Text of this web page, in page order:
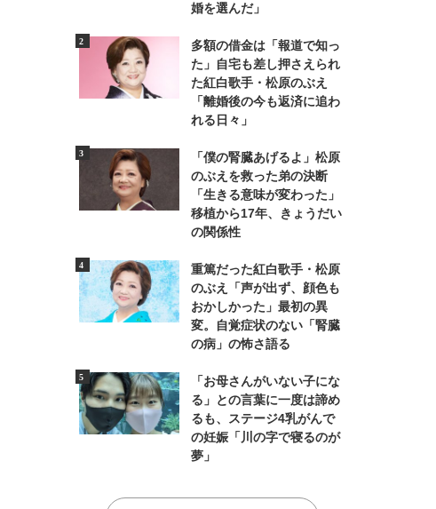
婚を選んだ」
多額の借金は「報道で知っ
た」自宅も差し押さえられ
た紅白歌手・松原のぶえ
「離婚後の今も返済に追わ
れる日々」
「僕の腎臓あげるよ」松原
のぶえを救った弟の決断
「生きる意味が変わった」
移植から17年、きょうだい
の関係性
重篤だった紅白歌手・松原
のぶえ「声が出ず、顔色も
おかしかった」最初の異
変。自覚症状のない「腎臓
の病」の怖さ語る
「お母さんがいない子にな
る」との言葉に一度は諦め
るも、ステージ4乳がんで
の妊娠「川の字で寝るのが
夢」